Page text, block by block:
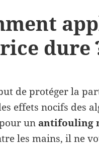
dure
de protéger la
effets nocifs des
un antifouling
les mains, il ne